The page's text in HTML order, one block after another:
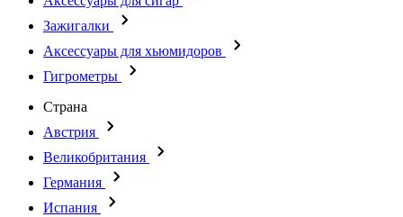
Зажигалки
Аксессуары для хьюмидоров
Гигрометры
Страна
Австрия
Великобритания
Германия
Испания